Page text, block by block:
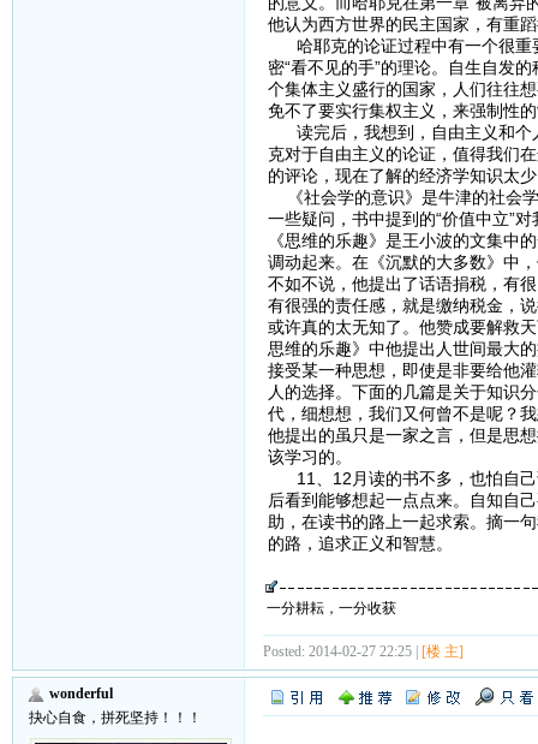
他认为西方世界的民主国家，有重
哈耶克的论证过程中有一个很重
密“看不见的手”的理论。自生自发
个集体主义盛行的国家，人们往往
免不了要实行集权主义，来强制性
读完后，我想到，自由主义和个
克对于自由主义的论证，值得我们
的评论，现在了解的经济学知识太
《社会学的意识》是牛津的社会
一些疑问，书中提到的“价值中立”
《思维的乐趣》是王小波的文集中
调动起来。在《沉默的大多数》中
不如不说，他提出了话语捐税，有
有很强的责任感，就是缴纳税金，
或许真的太无知了。他赞成要解救
思维的乐趣》中他提出人世间最大
接受某一种思想，即使是非要给他
人的选择。下面的几篇是关于知识
代，细想想，我们又何曾不是呢？
他提出的虽只是一家之言，但是思
该学习的。
11、12月读的书不多，也怕自己
后看到能够想起一点点来。自知自
助，在读书的路上一起求索。摘一
的路，追求正义和智慧。
一分耕耘，一分收获
Posted: 2014-02-27 22:25 | [楼 主]
wonderful
抉心自食，拼死坚持！！！